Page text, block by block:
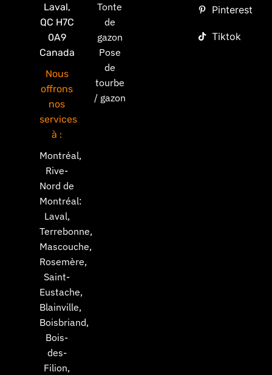
Laval,
QC H7C
0A9
Canada
Nous
offrons
nos
services
à :
Montréal,
Rive-
Nord de
Montréal:
Laval,
Terrebonne,
Mascouche,
Rosemère,
Saint-
Eustache,
Blainville,
Boisbriand,
Bois-
des-
Filion,
Tonte
de
gazon
Pose
de
tourbe
/ gazon
Pinterest
Tiktok